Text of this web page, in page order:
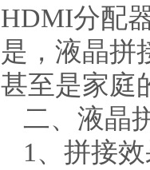
HDMI分配
是，液晶拼
甚至是家庭
二、液晶
1、拼接